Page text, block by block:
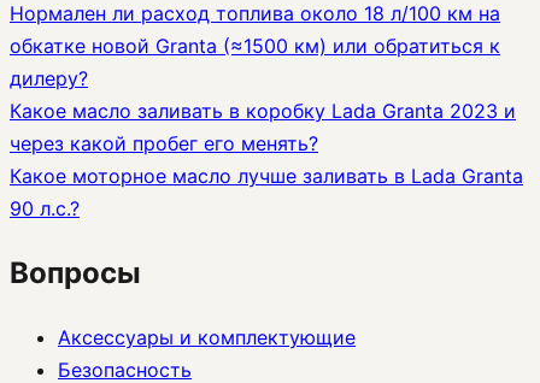
Нормален ли расход топлива около 18 л/100 км на
обкатке новой Granta (≈1500 км) или обратиться к
дилеру?
Какое масло заливать в коробку Lada Granta 2023 и
через какой пробег его менять?
Какое моторное масло лучше заливать в Lada Granta
90 л.с.?
Вопросы
Аксессуары и комплектующие
Безопасность